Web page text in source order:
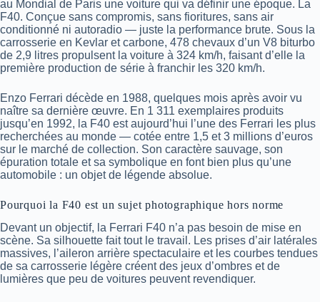
au Mondial de Paris une voiture qui va définir une époque. La
F40. Conçue sans compromis, sans fioritures, sans air
conditionné ni autoradio — juste la performance brute. Sous la
carrosserie en Kevlar et carbone, 478 chevaux d’un V8 biturbo
de 2,9 litres propulsent la voiture à 324 km/h, faisant d’elle la
première production de série à franchir les 320 km/h.
Enzo Ferrari décède en 1988, quelques mois après avoir vu
naître sa dernière œuvre. En 1 311 exemplaires produits
jusqu’en 1992, la F40 est aujourd’hui l’une des Ferrari les plus
recherchées au monde — cotée entre 1,5 et 3 millions d’euros
sur le marché de collection. Son caractère sauvage, son
épuration totale et sa symbolique en font bien plus qu’une
automobile : un objet de légende absolue.
Pourquoi la F40 est un sujet photographique hors norme
Devant un objectif, la Ferrari F40 n’a pas besoin de mise en
scène. Sa silhouette fait tout le travail. Les prises d’air latérales
massives, l’aileron arrière spectaculaire et les courbes tendues
de sa carrosserie légère créent des jeux d’ombres et de
lumières que peu de voitures peuvent revendiquer.